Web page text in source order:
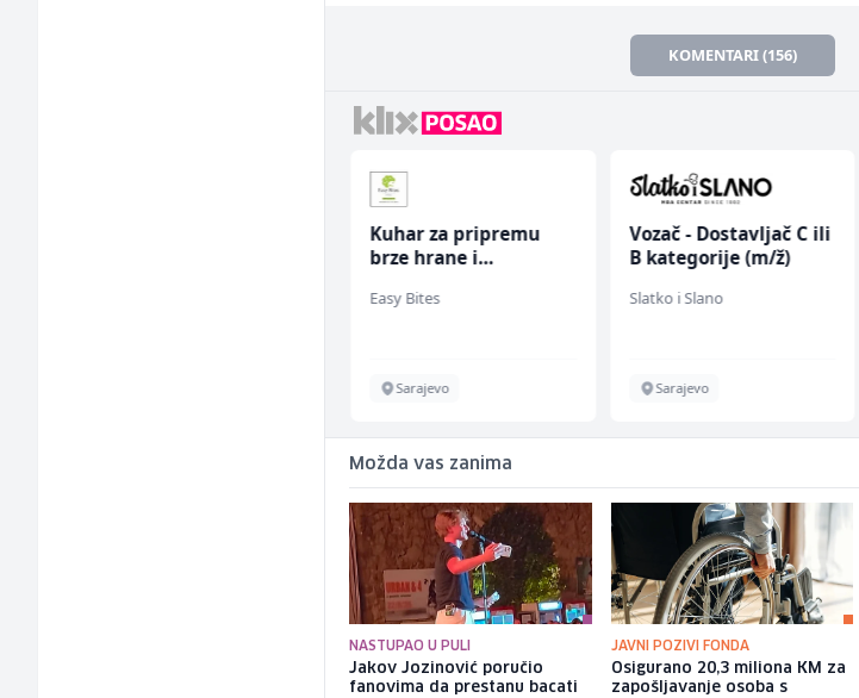
KOMENTARI (156)
Kuhar za pripremu
brze hrane i
ž)
Easy Bites
Sarajevo
Vozač - Dostavljač C ili
B kategorije (m/ž)
Slatko i Slano
Sarajevo
Možda vas zanima
NASTUPAO U PULI
Jakov Jozinović poručio
fanovima da prestanu bacati
JAVNI POZIVI FONDA
Osigurano 20,3 miliona KM za
zapošljavanje osoba s